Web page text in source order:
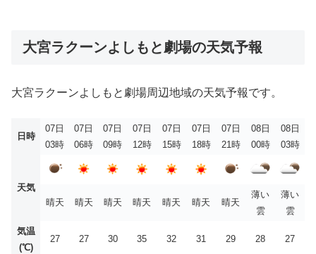
大宮ラクーンよしもと劇場の天気予報
大宮ラクーンよしもと劇場周辺地域の天気予報です。
日時
07日
03時
07日
06時
07日
09時
07日
12時
07日
15時
07日
18時
07日
21時
08日
00時
08日
03時
天気
晴天
晴天 晴天 晴天 晴天 晴天 晴天
薄い
雲
薄い
雲
気温
(℃)
27 27 30 35 32 31 29 28 27